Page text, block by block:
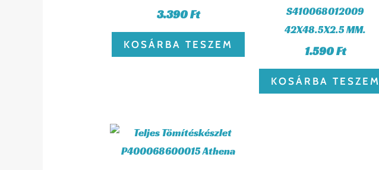
3.390Ft
KOSÁRBA TESZEM
S410068012009
42X48.5X2.5 MM.
1.590Ft
KOSÁRBA TESZEM